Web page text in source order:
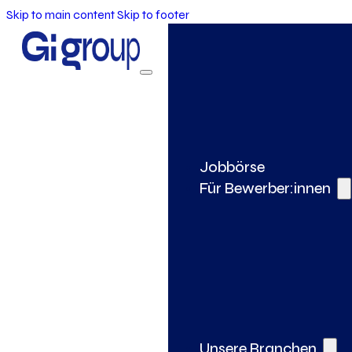
Skip to main contentSkip to footer
Jobbörse
Für Bewerber:innen